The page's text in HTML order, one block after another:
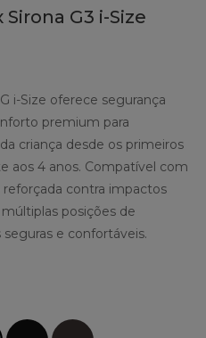
G3 i-Size
i-Size oferece segurança
premium para
criança desde os primeiros
aos 4 anos. Compatível com
contra impactos
posições de
e confortáveis.